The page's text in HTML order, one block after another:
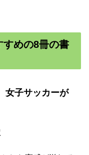
すめの8冊の書
女子サッカーが